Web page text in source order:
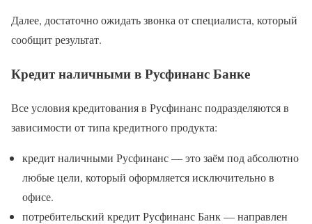
Далее, достаточно ожидать звонка от специалиста, который
сообщит результат.
Кредит наличными в Русфинанс Банке
Все условия кредитования в Русфинанс подразделяются в
зависимости от типа кредитного продукта:
кредит наличными Русфинанс — это заём под абсолютно
любые цели, который оформляется исключительно в
офисе.
потребительский кредит Русфинанс Банк — направлен